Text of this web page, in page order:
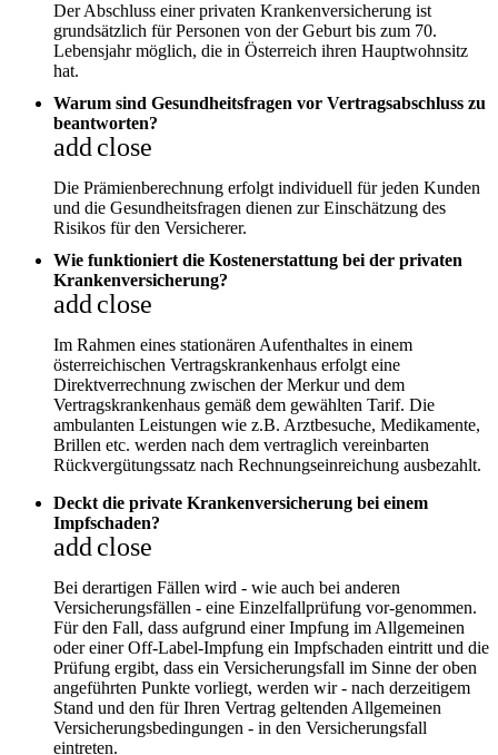
Der Abschluss einer privaten Krankenversicherung ist
grundsätzlich für Personen von der Geburt bis zum 70.
Lebensjahr möglich, die in Österreich ihren Hauptwohnsitz
hat.
Warum sind Gesundheitsfragen vor Vertragsabschluss zu
beantworten?
add close
Die Prämienberechnung erfolgt individuell für jeden Kunden
und die Gesundheitsfragen dienen zur Einschätzung des
Risikos für den Versicherer.
Wie funktioniert die Kostenerstattung bei der privaten
Krankenversicherung?
add close
Im Rahmen eines stationären Aufenthaltes in einem
österreichischen Vertragskrankenhaus erfolgt eine
Direktverrechnung zwischen der Merkur und dem
Vertragskrankenhaus gemäß dem gewählten Tarif. Die
ambulanten Leistungen wie z.B. Arztbesuche, Medikamente,
Brillen etc. werden nach dem vertraglich vereinbarten
Rückvergütungssatz nach Rechnungseinreichung ausbezahlt.
Deckt die private Krankenversicherung bei einem
Impfschaden?
add close
Bei derartigen Fällen wird - wie auch bei anderen
Versicherungsfällen - eine Einzelfallprüfung vor-genommen.
Für den Fall, dass aufgrund einer Impfung im Allgemeinen
oder einer Off-Label-Impfung ein Impfschaden eintritt und die
Prüfung ergibt, dass ein Versicherungsfall im Sinne der oben
angeführten Punkte vorliegt, werden wir - nach derzeitigem
Stand und den für Ihren Vertrag geltenden Allgemeinen
Versicherungsbedingungen - in den Versicherungsfall
eintreten.